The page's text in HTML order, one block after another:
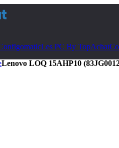
Les PC By TopAchat
Lenovo LOQ 15AHP10